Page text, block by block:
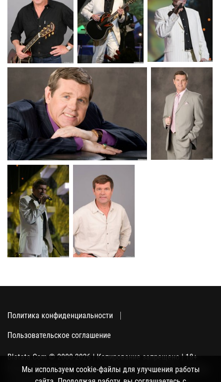
Политика конфиденциальности
Пользовательское соглашение
Blatata.Com © 2000-2026 | Копирование запрещено | 18+
Использование сайта подразумевает ваше полное согласие
Мы используем cookie-файлы для улучшения работы